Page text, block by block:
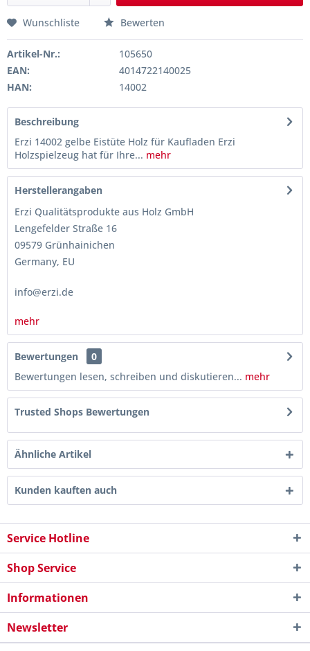
Wunschliste Bewerten
Artikel-Nr.:
105650
EAN:
4014722140025
HAN:
14002
Beschreibung
Erzi 14002 gelbe Eistüte Holz für Kaufladen Erzi
Holzspielzeug hat für Ihre... mehr
Herstellerangaben
Erzi Qualitätsprodukte aus Holz GmbH
Lengefelder Straße 16
09579 Grünhainichen
Germany, EU
info@erzi.de
mehr
Bewertungen
0
Bewertungen lesen, schreiben und diskutieren... mehr
Trusted Shops Bewertungen
Ähnliche Artikel
Kunden kauften auch
Service Hotline
Shop Service
Informationen
Newsletter